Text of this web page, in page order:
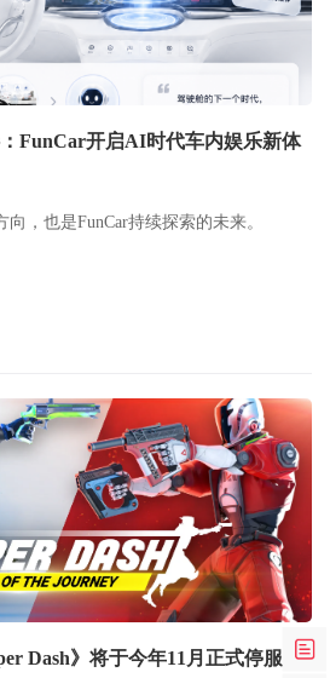
FunCar开启AI时代车内娱乐新体
，也是FunCar持续探索的未来。
Dash》将于今年11月正式停服